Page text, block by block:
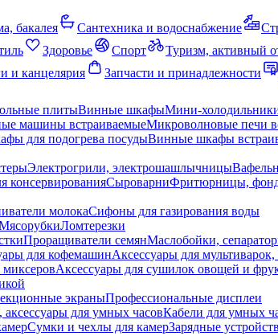
бакалея Сантехника и водоснабжение
Здоровье Спорт Туризм, активный
и канцелярия Запчасти и принадлежности
плитыВинные шкафыМини-
машины встраиваемыеМикроволновые печи
для подогрева посудыВинные шкафы
Электрогрили, электрошашлычницы
консервированияСыроварниФритюрницы,
молокаСифоны для газирования воды
Ломтерезки
Проращиватели семянМаслобойки,
для кофемашинАксессуары для мультиварок,
миксеровАксессуары для сушилок овощей и
экраныПрофессиональные дисплеи
для умных часовКабели для умных
Сумки и чехлы для камерЗарядные